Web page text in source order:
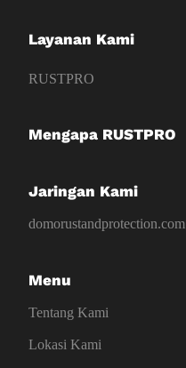
Layanan Kami
RUSTPRO
Mengapa RUSTPRO
Jaringan Kami
domorustandprotection.com
Menu
Tentang Kami
Lokasi Kami